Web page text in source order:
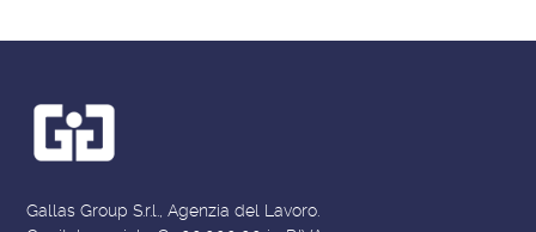
Gallas Group S.r.l., Agenzia del Lavoro.